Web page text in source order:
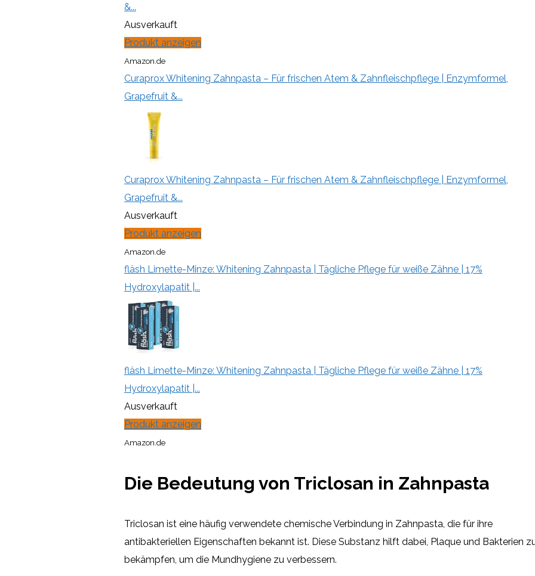
&...
Ausverkauft
Produkt anzeigen
Amazon.de
Curaprox Whitening Zahnpasta – Für frischen Atem & Zahnfleischpflege | Enzymformel,
Grapefruit &...
Curaprox Whitening Zahnpasta – Für frischen Atem & Zahnfleischpflege | Enzymformel,
Grapefruit &...
Ausverkauft
Produkt anzeigen
Amazon.de
fläsh Limette-Minze: Whitening Zahnpasta | Tägliche Pflege für weiße Zähne | 17%
Hydroxylapatit |...
fläsh Limette-Minze: Whitening Zahnpasta | Tägliche Pflege für weiße Zähne | 17%
Hydroxylapatit |...
Ausverkauft
Produkt anzeigen
Amazon.de
Die Bedeutung von Triclosan in Zahnpasta
Triclosan ist eine häufig verwendete chemische Verbindung in Zahnpasta, die für ihre
antibakteriellen Eigenschaften bekannt ist. Diese Substanz hilft dabei, Plaque und Bakterien
bekämpfen, um die Mundhygiene zu verbessern.